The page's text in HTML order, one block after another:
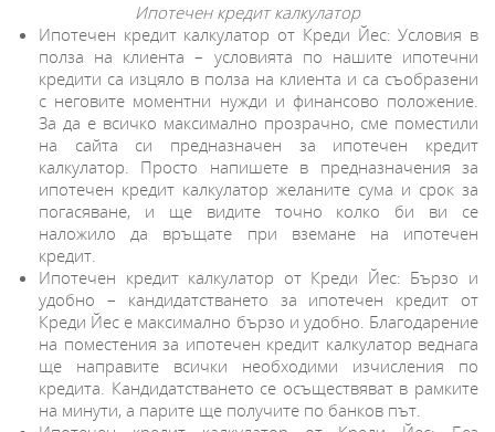
Ипотечен кредит калкулатор
Ипотечен кредит калкулатор от Креди Йес: Условия в
полза на клиента – условията по нашите ипотечни
кредити са изцяло в полза на клиента и са съобразени
с неговите моментни нужди и финансово положение.
За да е всичко максимално прозрачно, сме поместили
на сайта си предназначен за ипотечен кредит
калкулатор. Просто напишете в предназначения за
ипотечен кредит калкулатор желаните сума и срок за
погасяване, и ще видите точно колко би ви се
наложило да връщате при вземане на ипотечен
кредит.
Ипотечен кредит калкулатор от Креди Йес: Бързо и
удобно – кандидатстването за ипотечен кредит от
Креди Йес е максимално бързо и удобно. Благодарение
на поместения за ипотечен кредит калкулатор веднага
ще направите всички необходими изчисления по
кредита. Кандидатстването се осъществяват в рамките
на минути, а парите ще получите по банков път.